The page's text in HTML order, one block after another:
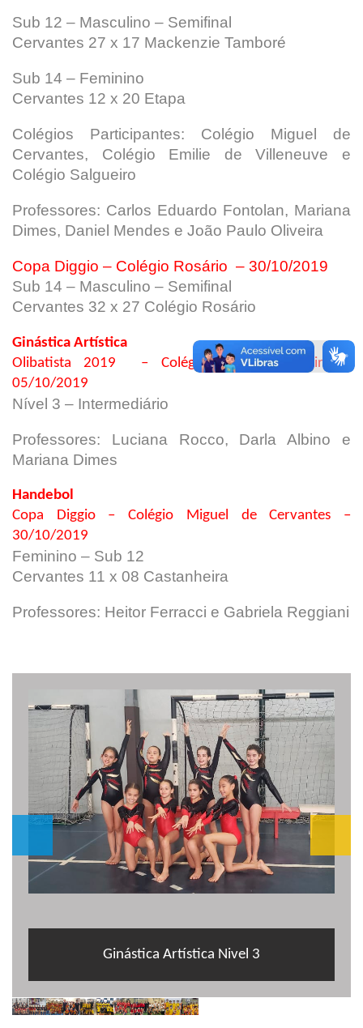
Sub 12 – Masculino – Semifinal
Cervantes 27 x 17 Mackenzie Tamboré
Sub 14 – Feminino
Cervantes 12 x 20 Etapa
Colégios Participantes: Colégio Miguel de
Cervantes, Colégio Emilie de Villeneuve e
Colégio Salgueiro
Professores: Carlos Eduardo Fontolan, Mariana
Dimes, Daniel Mendes e João Paulo Oliveira
Copa Diggio – Colégio Rosário – 30/10/2019
Sub 14 – Masculino – Semifinal
Cervantes 32 x 27 Colégio Rosário
Ginástica Artística
Olibatista 2019 – Colégio Batista Brasileiro –
05/10/2019
Nível 3 – Intermediário
Professores: Luciana Rocco, Darla Albino e
Mariana Dimes
Handebol
Copa Diggio – Colégio Miguel de Cervantes –
30/10/2019
Feminino – Sub 12
Cervantes 11 x 08 Castanheira
Professores: Heitor Ferracci e Gabriela Reggiani
Ginástica Artística Nivel 3